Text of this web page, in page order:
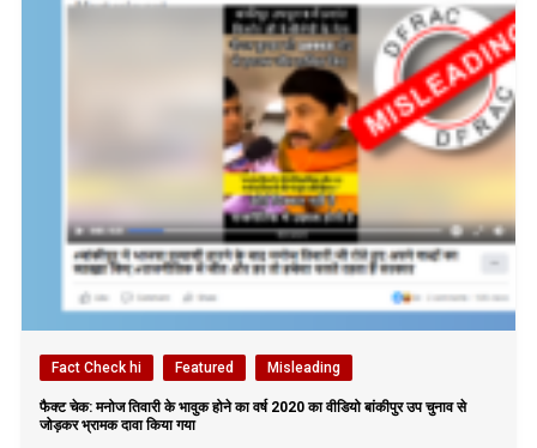
Fact Check hi Featured Misleading
फैक्ट चेक: मनोज तिवारी के भावुक होने का वर्ष 2020 का वीडियो बांकीपुर उप चुनाव से
जोड़कर भ्रामक दावा किया गया